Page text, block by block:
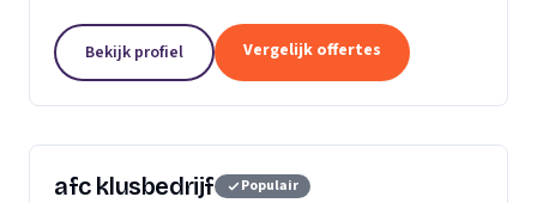
een gevestigde naam in de provincie Noord-Holland,
met een bijzondere...
Bekijk profiel Vergelijk offertes
afc klusbedrijf Populair